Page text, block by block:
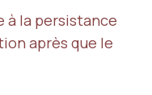
à la persistance
après que le